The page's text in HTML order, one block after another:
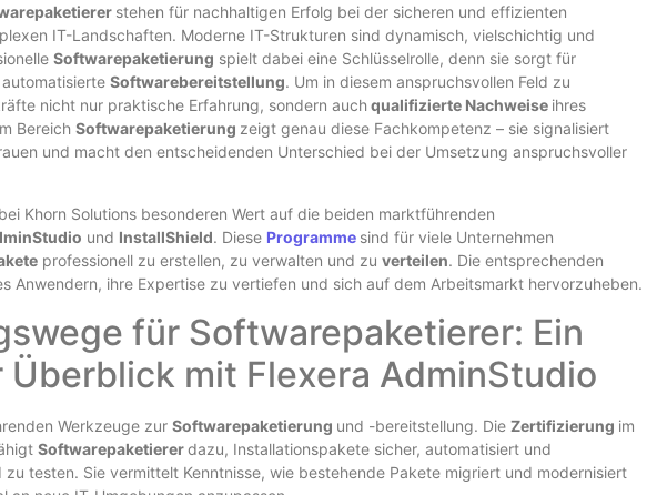
stehen für nachhaltigen Erfolg bei der sicheren und effizienten
IT-Landschaften. Moderne IT-Strukturen sind dynamisch, vielschichtig und
Softwarepaketierung spielt dabei eine Schlüsselrolle, denn sie sorgt für
Softwarebereitstellung. Um in diesem anspruchsvollen Feld zu
nicht nur praktische Erfahrung, sondern auchqualifizierte Nachweise ihres
Bereich Softwarepaketierung zeigt genau diese Fachkompetenz – sie signalisiert
und macht den entscheidenden Unterschied bei der Umsetzung anspruchsvoller
Khorn Solutions besonderen Wert auf die beiden marktführenden
und InstallShield. Diese Programme sind für viele Unternehmen
professionell zu erstellen, zu verwalten und zu verteilen. Die entsprechenden
Anwendern, ihre Expertise zu vertiefen und sich auf dem Arbeitsmarkt hervorzuheben.
für Softwarepaketierer: Ein
Überblick mit Flexera AdminStudio
Werkzeuge zur Softwarepaketierung und -bereitstellung. Die Zertifizierung im
Softwarepaketiererdazu, Installationspakete sicher, automatisiert und
zu testen. Sie vermittelt Kenntnisse, wie bestehende Pakete migriert und modernisiert